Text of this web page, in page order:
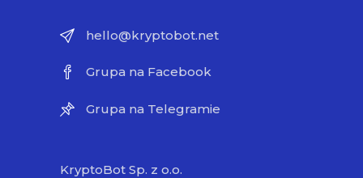
hello@kryptobot.net
Grupa na Facebook
Grupa na Telegramie
KryptoBot Sp. z o.o.